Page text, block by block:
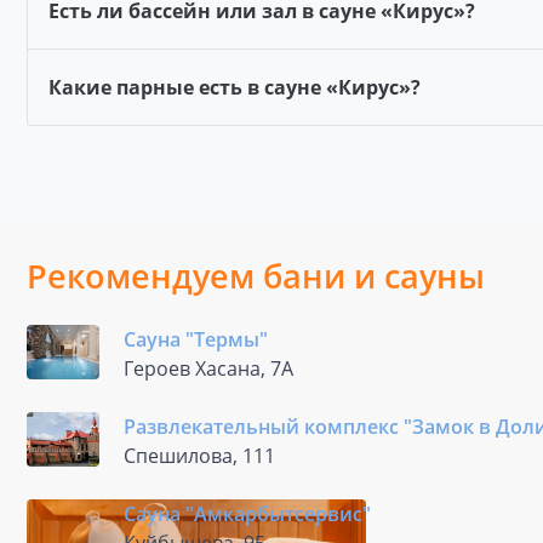
Есть ли бассейн или зал в сауне «Кирус»?
Какие парные есть в сауне «Кирус»?
Рекомендуем бани и сауны
Сауна "Термы"
Героев Хасана, 7А
Развлекательный комплекс "Замок в
Спешилова, 111
Сауна "Амкарбытсервис"